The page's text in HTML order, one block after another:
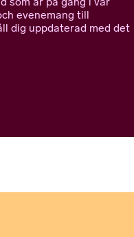
som är på gång i vår
evenemang till
dig uppdaterad med det